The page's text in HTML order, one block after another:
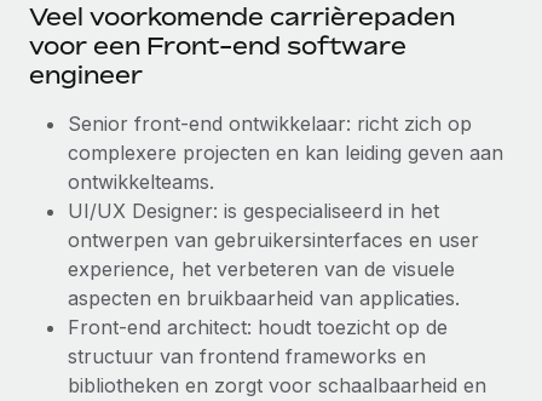
Veel voorkomende carrièrepaden
voor een Front-end software
engineer
Senior front-end ontwikkelaar: richt zich op
complexere projecten en kan leiding geven aan
ontwikkelteams.
UI/UX Designer: is gespecialiseerd in het
ontwerpen van gebruikersinterfaces en user
experience, het verbeteren van de visuele
aspecten en bruikbaarheid van applicaties.
Front-end architect: houdt toezicht op de
structuur van frontend frameworks en
bibliotheken en zorgt voor schaalbaarheid en